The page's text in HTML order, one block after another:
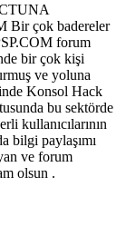
Bir çok badereler
forum
bir çok kişi
ve yoluna
Konsol Hack
bu sektörde
kullanıcılarının
bilgi paylaşımı
ve forum
olsun .